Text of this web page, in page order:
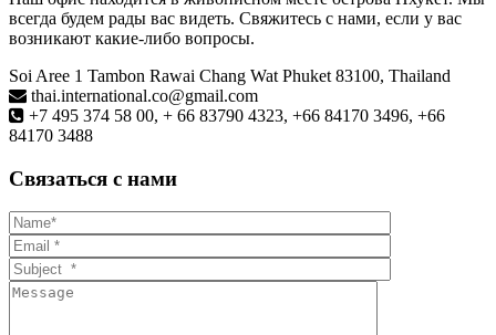
всегда будем рады вас видеть. Свяжитесь с нами, если у вас
возникают какие-либо вопросы.
Soi Aree 1 Tambon Rawai Chang Wat Phuket 83100, Thailand
thai.international.co@gmail.com
+7 495 374 58 00, + 66 83790 4323, +66 84170 3496, +66
84170 3488
Связаться с нами